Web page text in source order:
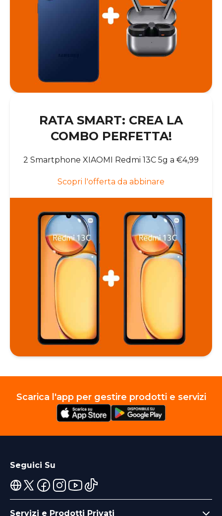
RATA SMART: CREA LA
COMBO PERFETTA!
2 Smartphone XIAOMI Redmi 13C 5g a €4,99
Scopri l'offerta da abbinare
Scarica l'app per gestire prodotti e servizi
Seguici Su
Servizi e Prodotti Privati